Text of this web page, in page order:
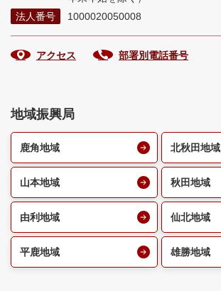
法人番号
1000020050008
アクセス 部署別電話番号
地域振興局
鹿角地域 北秋田地域
山本地域 秋田地域
由利地域 仙北地域
平鹿地域 雄勝地域